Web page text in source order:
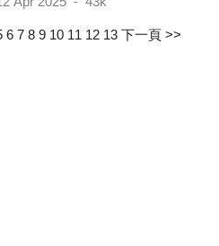
6 7 8 9 10 11 12 13 下一頁 >>